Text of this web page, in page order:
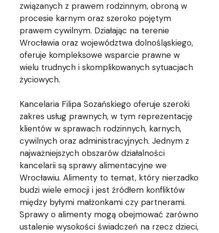
związanych z prawem rodzinnym, obroną w
procesie karnym oraz szeroko pojętym
prawem cywilnym. Działając na terenie
Wrocławia oraz województwa dolnośląskiego,
oferuje kompleksowe wsparcie prawne w
wielu trudnych i skomplikowanych sytuacjach
życiowych.
Kancelaria Filipa Sozańskiego oferuje szeroki
zakres usług prawnych, w tym reprezentację
klientów w sprawach rodzinnych, karnych,
cywilnych oraz administracyjnych. Jednym z
najważniejszych obszarów działalności
kancelarii są sprawy alimentacyjne we
Wrocławiu. Alimenty to temat, który nierzadko
budzi wiele emocji i jest źródłem konfliktów
między byłymi małżonkami czy partnerami.
Sprawy o alimenty mogą obejmować zarówno
ustalenie wysokości świadczeń na rzecz dzieci,